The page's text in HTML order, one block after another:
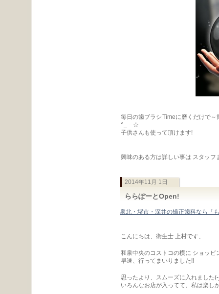
毎日の歯ブラシTimeに磨くだけで
^_－☆
子供さんも使って頂けます!
興味のある方は詳しい事は スタッフ
2014年11月 1日
ららぽーとOpen!
泉北・堺市・深井の矯正歯科なら「
こんにちは、衛生士 上村です、
和泉中央のコストコの横に ショッ
早速、行ってまいりました‼︎
思ったより、スムーズに入れました
いろんなお店が入ってて、私は楽し